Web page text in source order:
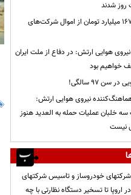
روز شدند
تهاتر ۱۶۷۳ میلیارد تومان از اموال شرکت‌های
نیروی هوایی ارتش: در دفاع از ملت ایران
خواهیم بود
سن ۹۷ سالگی!
نیروی هوایی ارتش:
خلبان عملیات حمله به العدید هنوز
شرکتهای خودروساز و تاسیس شرکتهای
اروپا تا تسخیر دستگاه نظارتی با چه